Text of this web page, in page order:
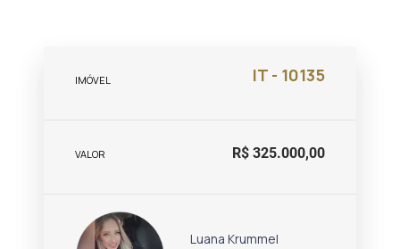
IMÓVEL IT - 10135
VALOR R$ 325.000,00
Luana Krummel